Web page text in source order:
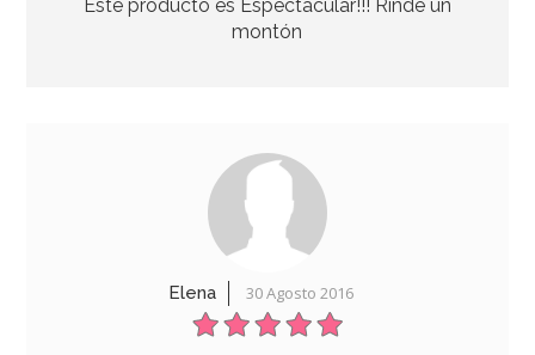
Molde Crown Bundt Nordic Ware
Este producto es Espectacular!!! Rinde un
montón
Elena 30 Agosto 2016